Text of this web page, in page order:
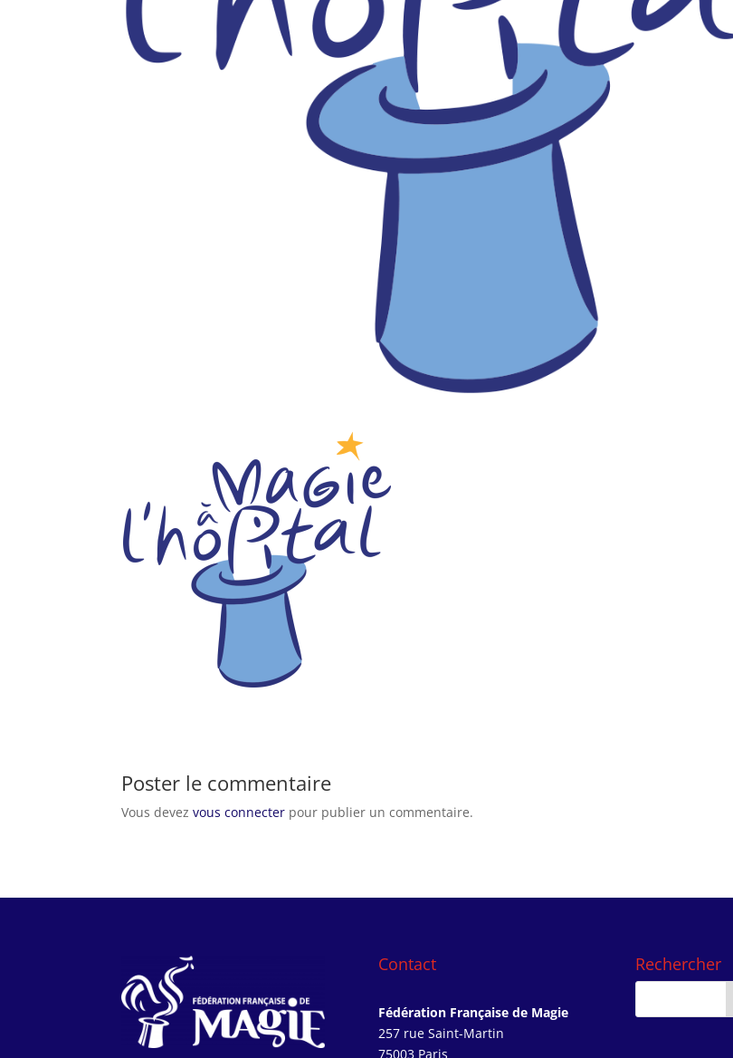
Poster le commentaire
Vous devezvous connecter pour publier un commentaire.
Contact
Fédération Française de Magie
257 rue Saint-Martin
75003 Paris
Rechercher